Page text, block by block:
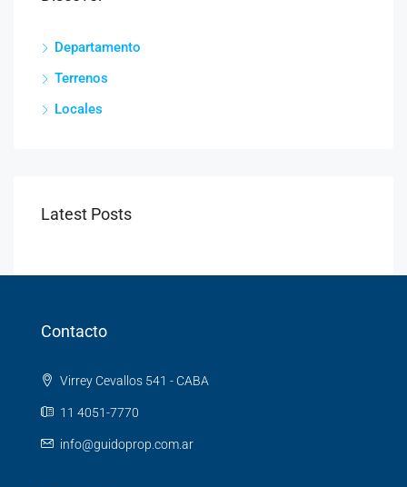
Departamento
Terrenos
Locales
Latest Posts
Contacto
Virrey Cevallos 541 - CABA
11 4051-7770
info@guidoprop.com.ar